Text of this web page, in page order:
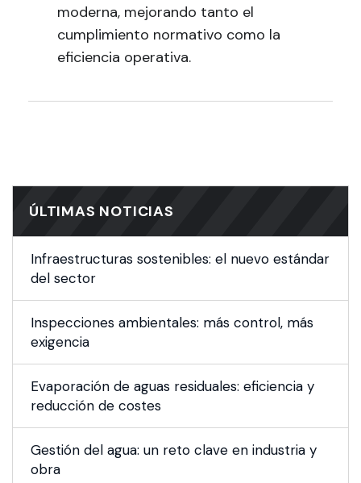
moderna, mejorando tanto el
cumplimiento normativo como la
eficiencia operativa.
ÚLTIMAS NOTICIAS
Infraestructuras sostenibles: el nuevo estándar
del sector
Inspecciones ambientales: más control, más
exigencia
Evaporación de aguas residuales: eficiencia y
reducción de costes
Gestión del agua: un reto clave en industria y
obra